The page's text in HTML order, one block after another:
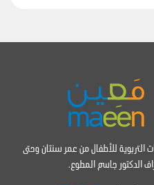
التربوية للأطفال من عمر سنتان وحتى
الدكتور جاسم المطوع.